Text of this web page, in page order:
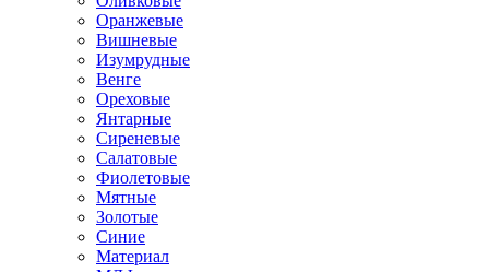
Оранжевые
Вишневые
Изумрудные
Венге
Ореховые
Янтарные
Сиреневые
Салатовые
Фиолетовые
Мятные
Золотые
Синие
Материал